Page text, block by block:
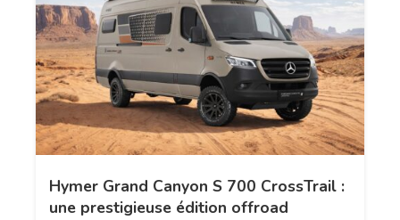
Hymer Grand Canyon S 700 CrossTrail :
une prestigieuse édition offroad